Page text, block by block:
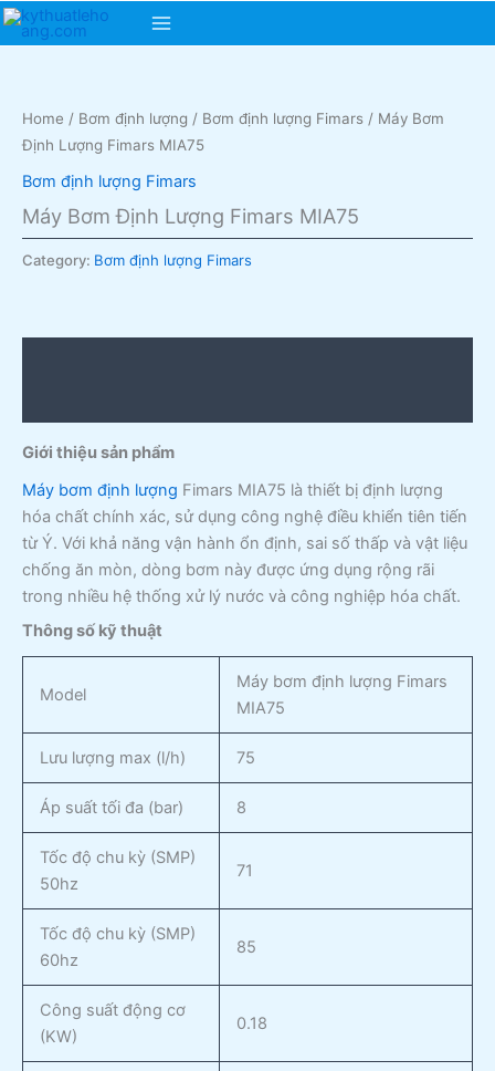
Skip
Main
Home / Bơm định lượng / Bơm định lượng Fimars / Máy Bơm
Định Lượng Fimars MIA75
Bơm định lượng Fimars
Máy Bơm Định Lượng Fimars MIA75
Category: Bơm định lượng Fimars
Giới thiệu sản phẩm
Máy bơm định lượng Fimars MIA75 là thiết bị định lượng
hóa chất chính xác, sử dụng công nghệ điều khiển tiên tiến
từ Ý. Với khả năng vận hành ổn định, sai số thấp và vật liệu
chống ăn mòn, dòng bơm này được ứng dụng rộng rãi
trong nhiều hệ thống xử lý nước và công nghiệp hóa chất.
Thông số kỹ thuật
Model
Máy bơm định lượng Fimars
MIA75
Lưu lượng max (l/h) 75
Áp suất tối đa (bar) 8
Tốc độ chu kỳ (SMP)
50hz
71
Tốc độ chu kỳ (SMP)
60hz
85
Công suất động cơ
(KW)
0.18